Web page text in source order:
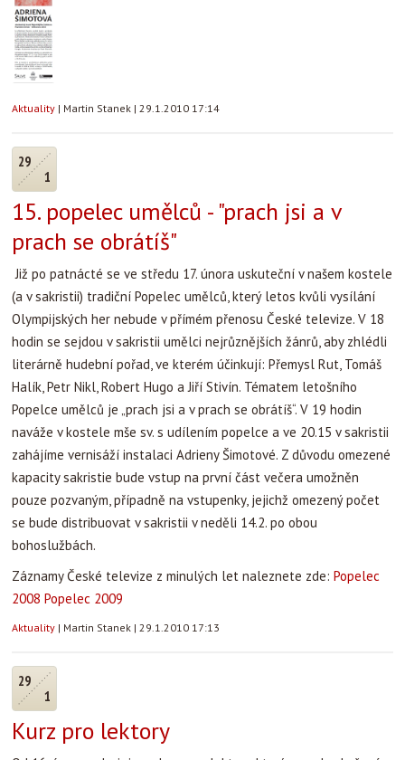
Aktuality | Martin Stanek | 29.1.2010 17:14
29
1
15. popelec umělců - "prach jsi a v
prach se obrátíš"
Již po patnácté se ve středu 17. února uskuteční v našem kostele
(a v sakristii) tradiční Popelec umělců, který letos kvůli vysílání
Olympijských her nebude v přímém přenosu České televize. V 18
hodin se sejdou v sakristii umělci nejrůznějších žánrů, aby zhlédli
literárně hudební pořad, ve kterém účinkují: Přemysl Rut, Tomáš
Halík, Petr Nikl, Robert Hugo a Jiří Stivín. Tématem letošního
Popelce umělců je „prach jsi a v prach se obrátíš“. V 19 hodin
naváže v kostele mše sv. s udílením popelce a ve 20.15 v sakristii
zahájíme vernisáží instalaci Adrieny Šimotové. Z důvodu omezené
kapacity sakristie bude vstup na první část večera umožněn
pouze pozvaným, případně na vstupenky, jejichž omezený počet
se bude distribuovat v sakristii v neděli 14.2. po obou
bohoslužbách.
Záznamy České televize z minulých let naleznete zde: Popelec
2008 Popelec 2009
Aktuality | Martin Stanek | 29.1.2010 17:13
29
1
Kurz pro lektory